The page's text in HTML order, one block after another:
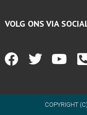
VOLG ONS VIA
COPYRIGHT